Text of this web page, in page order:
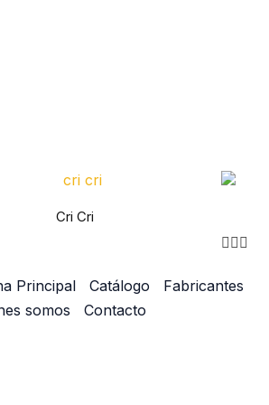
Cri Cri
Principal Catálogo
Fabricantes
somos
Contacto